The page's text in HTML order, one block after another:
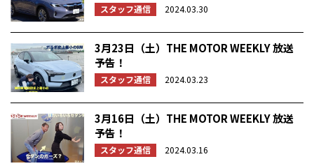
スタッフ通信 2024.03.30
3月23日（土）THE MOTOR WEEKLY 放送
予告！
スタッフ通信 2024.03.23
3月16日（土）THE MOTOR WEEKLY 放送
予告！
スタッフ通信 2024.03.16